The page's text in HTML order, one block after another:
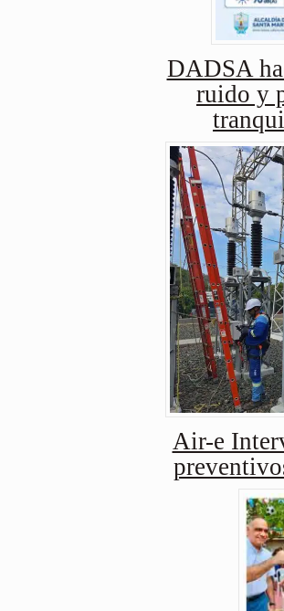
DADSA
ruido y
Air-e